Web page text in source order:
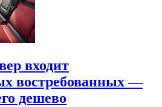
входит
востребованных —
дешево